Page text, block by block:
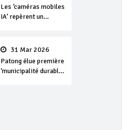
Les ‘caméras mobiles
IA’ repèrent un
séjour31 Mar 2026
Patong élue première
‘municipalité durable’